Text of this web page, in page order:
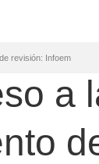
revisión: Infoem
a